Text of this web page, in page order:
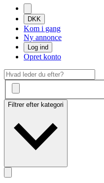
DKK
Kom i gang
Ny annonce
Log ind
Opret konto
Filtrer efter kategori